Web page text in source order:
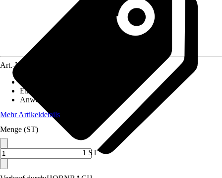
Art.-Nr.
Einsatzbereich
Anwendungsbereich
Mehr Artikeldetails
Menge (ST)
1 ST